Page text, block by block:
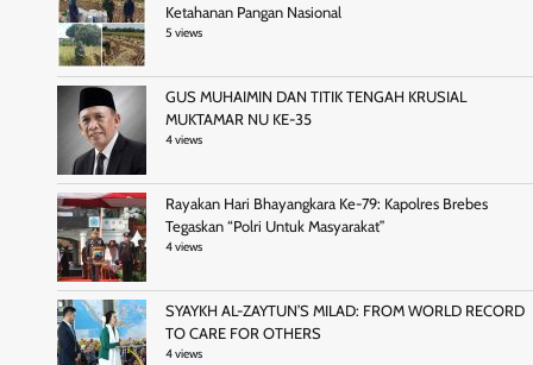
Ketahanan Pangan Nasional
5 views
GUS MUHAIMIN DAN TITIK TENGAH KRUSIAL
MUKTAMAR NU KE-35
4 views
Rayakan Hari Bhayangkara Ke-79: Kapolres Brebes
Tegaskan “Polri Untuk Masyarakat”
4 views
SYAYKH AL-ZAYTUN’S MILAD: FROM WORLD RECORD
TO CARE FOR OTHERS
4 views